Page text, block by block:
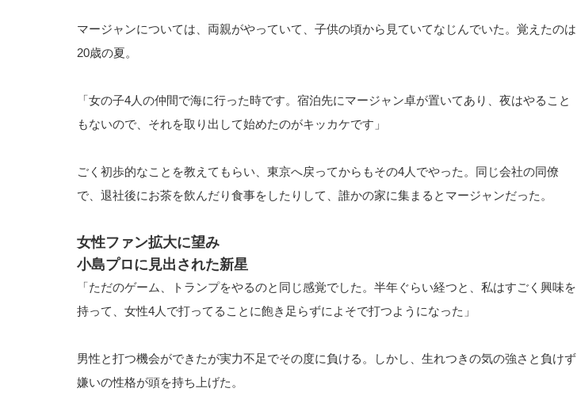
マージャンについては、両親がやっていて、子供の頃から見ていてなじんでいた。覚えたのは
20歳の夏。
「女の子4人の仲間で海に行った時です。宿泊先にマージャン卓が置いてあり、夜はやること
もないので、それを取り出して始めたのがキッカケです」
ごく初歩的なことを教えてもらい、東京へ戻ってからもその4人でやった。同じ会社の同僚
で、退社後にお茶を飲んだり食事をしたりして、誰かの家に集まるとマージャンだった。
女性ファン拡大に望み
小島プロに見出された新星
「ただのゲーム、トランプをやるのと同じ感覚でした。半年ぐらい経つと、私はすごく興味を
持って、女性4人で打ってることに飽き足らずによそで打つようになった」
男性と打つ機会ができたが実力不足でその度に負ける。しかし、生れつきの気の強さと負けず
嫌いの性格が頭を持ち上げた。